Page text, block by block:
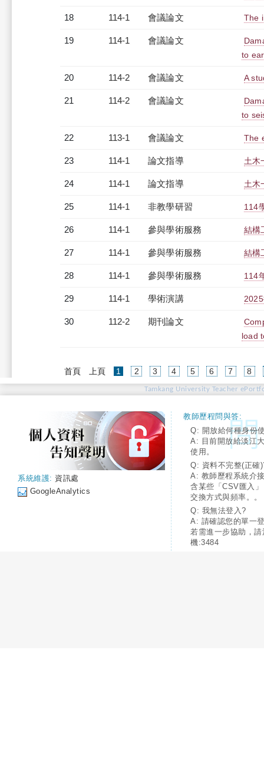
18 114-1 會議論文 The
19 114-1 會議論文
to
20 114-2 會議論文 A
21 114-2 會議論文
to
22 113-1 會議論文 The
23 114-1 論文指導 土木
24 114-1 論文指導 土木
25 114-1 非教學研習 114
26 114-1 參與學術服務 結構
27 114-1 參與學術服務 結構
28 114-1 參與學術服務 114
29 114-1 學術演講
30 112-2 期刊論文
load
首頁 上頁 1 (current)
2 3 4 5 6 7 8
Tamkang University Teacher
系統維護: 資訊處
GoogleAnalytics
教師歷程問與答:
Q: 開放給何種身份
A: 目前開放給淡江
使用。
Q: 資料不完整(正確
A: 教師歷程系統介
含某些「CSV匯入
交換方式與頻率。。
Q: 我無法登入?
A: 請確認您的單一
若需進一步協助，
機:3484